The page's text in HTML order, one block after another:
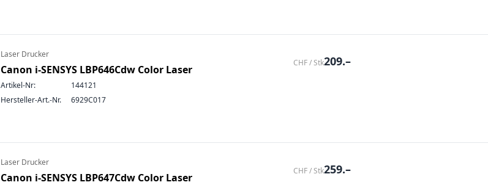
Laser Drucker
Canon i-SENSYS LBP646Cdw Color Laser
Artikel-Nr:
144121
Hersteller-Art.-Nr.
6929C017
CHF / Stk209.–
Laser Drucker
Canon i-SENSYS LBP647Cdw Color Laser
CHF / Stk259.–